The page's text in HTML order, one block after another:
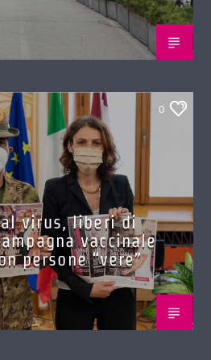
0
virus, liberi di
vaccinale
persone “vere”